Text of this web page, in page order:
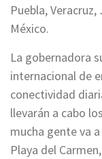
Puebla,
México.
La gobernadora
internacional de
conectividad
llevarán a cabo
mucha gente va
Playa del